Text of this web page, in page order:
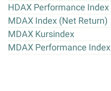
HDAX Performance Index
MDAX Index (Net Return)
MDAX Kursindex
MDAX Performance Index